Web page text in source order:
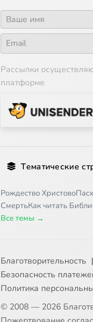
Рассылки
платформе
Тематические
Рождество Христово
СмертьКак читать
Все темы →
Благотворительность |
Безопасность
Политика
© 2008 — 2026